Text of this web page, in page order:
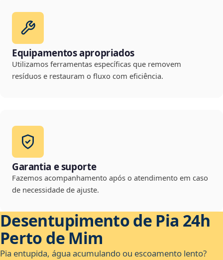
Equipamentos apropriados
Utilizamos ferramentas específicas que removem
resíduos e restauram o fluxo com eficiência.
Garantia e suporte
Fazemos acompanhamento após o atendimento em caso
de necessidade de ajuste.
Desentupimento de Pia 24h
Perto de Mim
Pia entupida, água acumulando ou escoamento lento?